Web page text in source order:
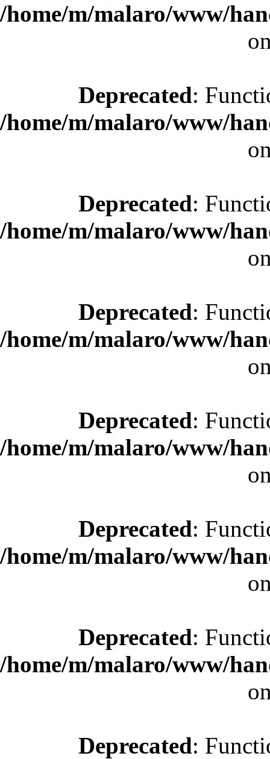
/home/m/malaro/www/
Deprecated:
/home/m/malaro/www/
Deprecated:
/home/m/malaro/www/
Deprecated:
/home/m/malaro/www/
Deprecated:
/home/m/malaro/www/
Deprecated:
/home/m/malaro/www/
Deprecated:
/home/m/malaro/www/
Deprecated: